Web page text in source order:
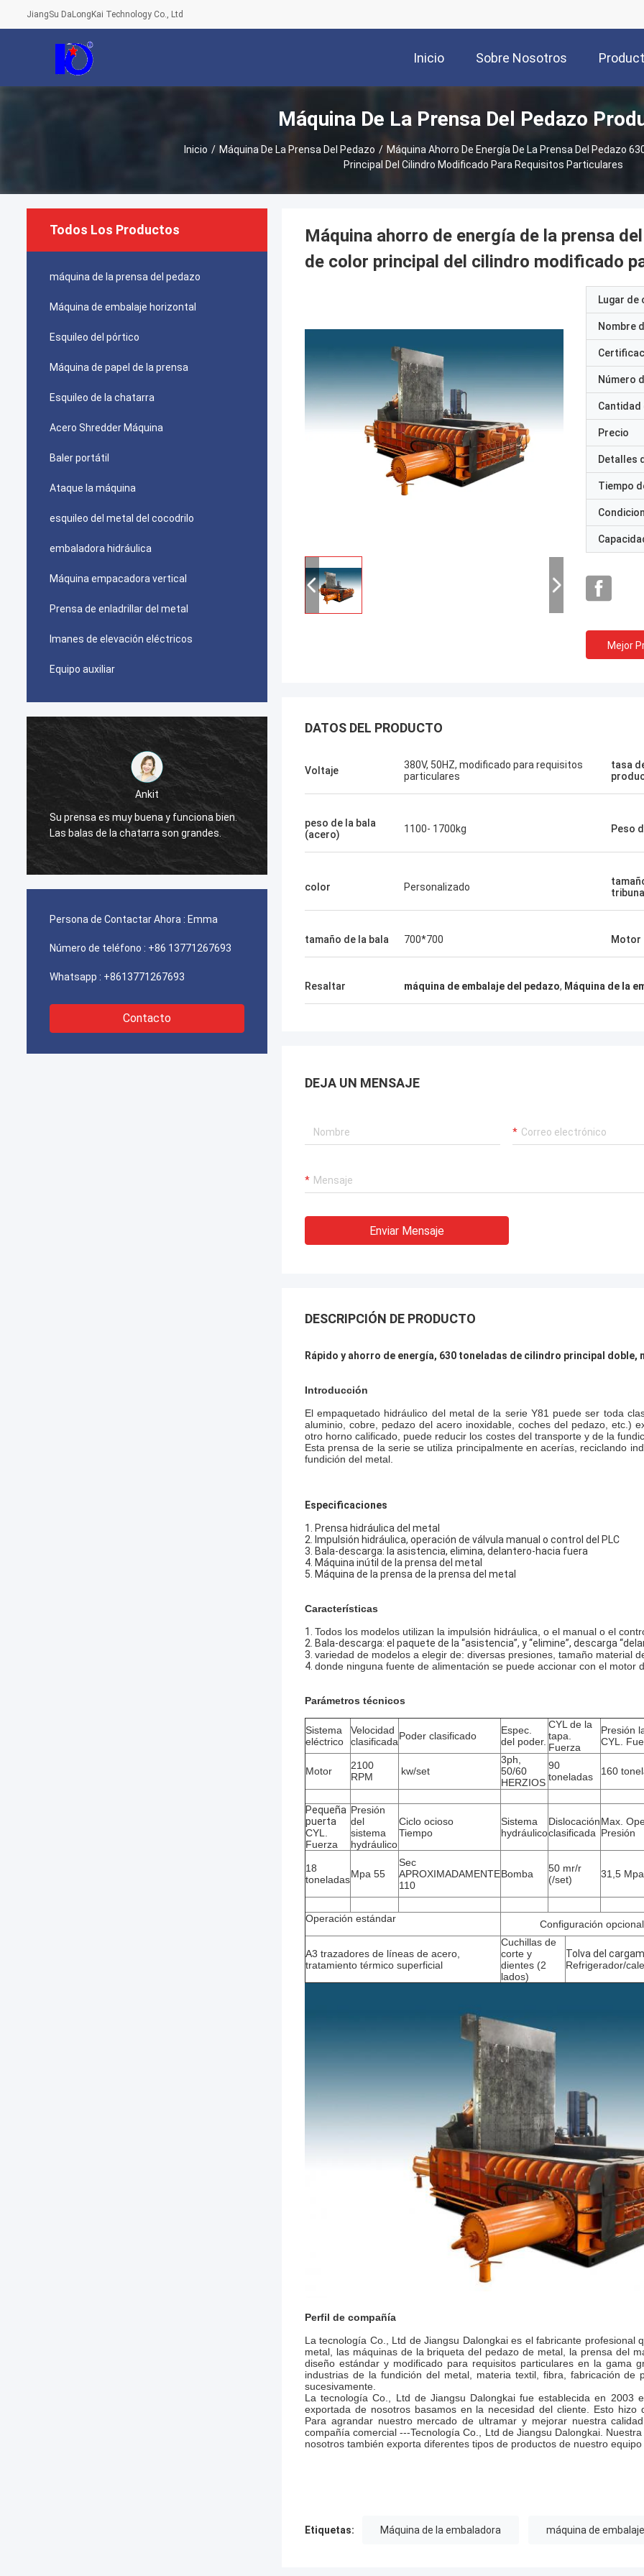
JiangSu DaLongKai Technology Co., Ltd
Inicio Sobre Nosotros
Máquina De La Prensa Del Pedazo
Inicio / Máquina De La Prensa Del Pedazo / Máquina Ahorro De Energía De La Prensa Del Pedazo
Principal Del Cilindro Modificado Para Requisitos Particulares
Todos Los Productos
máquina de la prensa del pedazo
Máquina de embalaje horizontal
Esquileo del pórtico
Máquina de papel de la prensa
Esquileo de la chatarra
Acero Shredder Máquina
Baler portátil
Ataque la máquina
esquileo del metal del cocodrilo
embaladora hidráulica
Máquina empacadora vertical
Prensa de enladrillar del metal
Imanes de elevación eléctricos
Equipo auxiliar
Ankit
Su prensa es muy buena y funciona bien.
Las balas de la chatarra son grandes.
Manu
La máquina de la prensa funciona muy
bien.
Persona de Contactar Ahora : Emma
Número de teléfono : +86 13771267693
Whatsapp : +8613771267693
Contacto
Máquina ahorro de energía de la prensa
de color principal del cilindro modificado
Lugar de
Nombre
Número
Cantidad
Precio
Detalles
Tiempo
Mejor
DATOS DEL PRODUCTO
Voltaje
380V, 50HZ, modificado para requisitos
particulares
tasa
peso de la bala
(acero)
1100- 1700kg Peso
color Personalizado
tamaño de la bala 700*700 Motor
Resaltar máquina de embalaje del pedazo, Máquina de la
DEJA UN MENSAJE
Enviar Mensaje
DESCRIPCIÓN DE PRODUCTO
Rápido y ahorro de energía, 630 toneladas de cilindro principal doble,
Introducción
El empaquetado hidráulico del metal de la serie Y81 puede ser toda
aluminio, cobre, pedazo del acero inoxidable, coches del pedazo, etc.)
otro horno calificado, puede reducir los costes del transporte y de la
Esta prensa de la serie se utiliza principalmente en acerías, reciclando
fundición del metal.
Especificaciones
1. Prensa hidráulica del metal
2. Impulsión hidráulica, operación de válvula manual o control del PLC
3. Bala-descarga: la asistencia, elimina, delantero-hacia fuera
4. Máquina inútil de la prensa del metal
5. Máquina de la prensa de la prensa del metal
Características
1. Todos los modelos utilizan la impulsión hidráulica, o el manual o el
2. Bala-descarga: el paquete de la “asistencia”, y “elimine”, descarga
3. variedad de modelos a elegir de: diversas presiones, tamaño material
4. donde ninguna fuente de alimentación se puede accionar con el motor
Parámetros técnicos
Sistema
eléctrico
Velocidad
clasificadaPoder clasificado
Espec.
del poder.
CYL de la
tapa.
Fuerza
Presión
CYL.
Motor
2100
RPM
kw/set
3ph,
50/60
HERZIOS
90
toneladas
160
Pequeña
puerta
CYL.
Fuerza
Presión
del
sistema
hydráulico
Ciclo ocioso
Tiempo
Sistema
hydráulico
Dislocación
clasificada
Max.
Presión
18
toneladasMpa 55
Sec
APROXIMADAMENTE
110
Bomba
50 mr/r
(/set)
31,5 Mpa
Operación estándar Configuración opcional
A3 trazadores de líneas de acero,
tratamiento térmico superficial
Cuchillas de
corte y
dientes (2
lados)
Tolva del
Refrigerador/
Perfil de compañía
La tecnología Co., Ltd de Jiangsu Dalongkai es el fabricante profesional
metal, las máquinas de la briqueta del pedazo de metal, la prensa del
diseño estándar y modificado para requisitos particulares en la gama
industrias de la fundición del metal, materia textil, fibra, fabricación
sucesivamente.
La tecnología Co., Ltd de Jiangsu Dalongkai fue establecida en 2003
exportada de nosotros basamos en la necesidad del cliente. Esto hizo
Para agrandar nuestro mercado de ultramar y mejorar nuestra
compañía comercial ---Tecnología Co., Ltd de Jiangsu Dalongkai.
nosotros también exporta diferentes tipos de productos de nuestro
Etiquetas: Máquina de la embaladora máquina de